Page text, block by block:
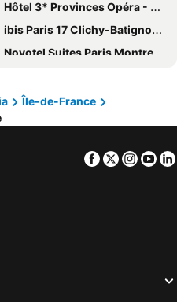
Hôtel 3* Provinces Opéra - Vacances Bleues
ibis Paris 17 Clichy-Batignolles
Novotel Suites Paris Montreuil Vincennes
B&B HOTEL Paris Porte De La Villette
MEININGER Hotel Paris Porte De Vincennes
Île-de-France
Facebook
Twitter